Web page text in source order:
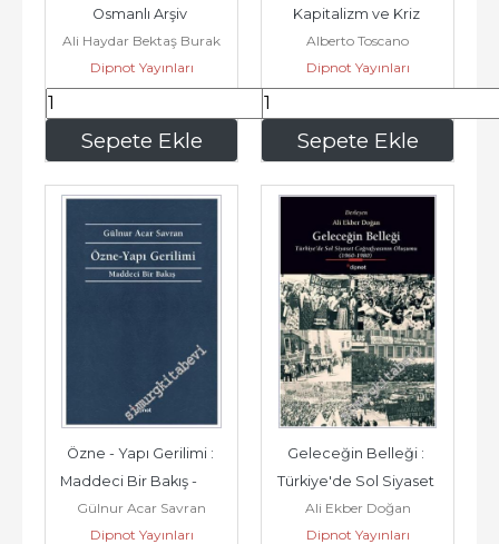
Sepete Ekle
Osmanlı Arşiv
Belgeleriyle : Aşiret -
Kmlik -...
Ali Haydar Bektaş Burak
Bektaş Gültekin Uçar
Dipnot Yayınları
621,25 Sepete Ekle
Kapitalizm ve Kriz
Siyaseti -
Alberto Toscano
Dipnot Yayınları
222,00
Özne - Yapı Gerilimi :
Maddeci Bir Bakış -
2025
Gülnur Acar Savran
Dipnot Yayınları
Geleceğin Belleği :
Türkiye'de Sol Siyaset
Coğrafyasının Oluşumu...
Ali Ekber Doğan
Dipnot Yayınları